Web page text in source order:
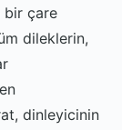
bir çare
dileklerin,
dinleyicinin